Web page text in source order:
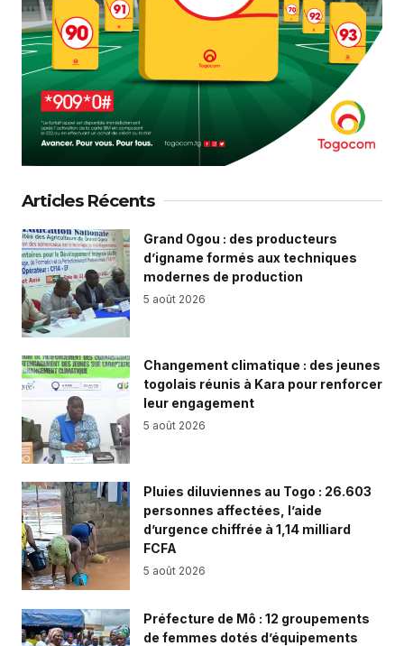
Articles Récents
Grand Ogou : des producteurs
d’igname formés aux techniques
modernes de production
5 août 2026
Changement climatique : des jeunes
togolais réunis à Kara pour renforcer
leur engagement
5 août 2026
Pluies diluviennes au Togo : 26.603
personnes affectées, l’aide
d’urgence chiffrée à 1,14 milliard
FCFA
5 août 2026
Préfecture de Mô : 12 groupements
de femmes dotés d’équipements